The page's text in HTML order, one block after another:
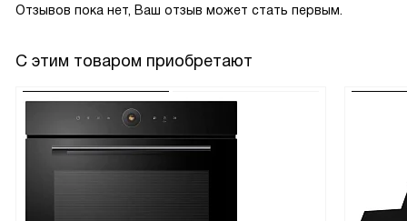
Отзывов пока нет, Ваш отзыв может стать первым.
С этим товаром приобретают